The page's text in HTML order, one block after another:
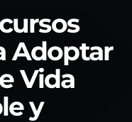
Adoptar
Vida
y